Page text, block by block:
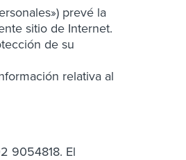
prevé la
sitio de Internet.
de su
relativa al
9054818. El